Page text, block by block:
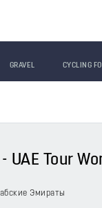
GRAVEL CYCLING
Tour
Эмираты